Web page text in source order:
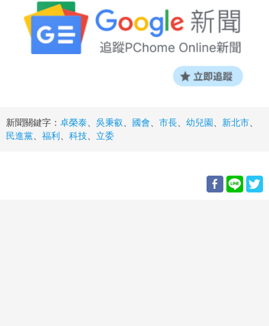
新聞關鍵字： 卓榮泰 吳秉叡 國會 市長 幼兒園 新北市
民進黨
福利 科技 立委